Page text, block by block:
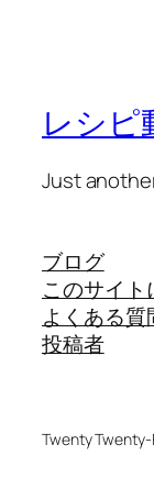
レシピ
Just
ブログ
このサイト
よくある質
投稿者
Twenty Twenty-